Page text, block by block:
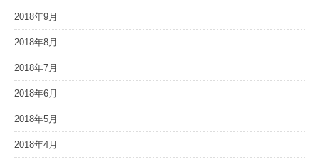
2018年9月
2018年8月
2018年7月
2018年6月
2018年5月
2018年4月